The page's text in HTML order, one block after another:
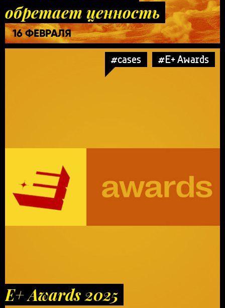
обретает ценность
16 ФЕВРАЛЯ
#cases #E+ Awards
E+ Awards 2025